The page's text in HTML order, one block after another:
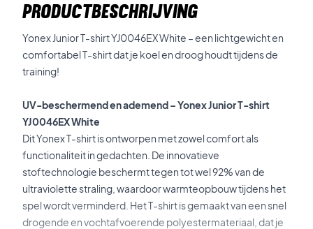
PRODUCTBESCHRIJVING
Yonex Junior T-shirt YJ0046EX White – een lichtgewicht en
comfortabel T-shirt dat je koel en droog houdt tijdens de
training!
UV-beschermend en ademend – Yonex Junior T-shirt
YJ0046EX White
Dit Yonex T-shirt is ontworpen met zowel comfort als
functionaliteit in gedachten. De innovatieve
stoftechnologie beschermt tegen tot wel 92% van de
ultraviolette straling, waardoor warmteopbouw tijdens het
spel wordt verminderd. Het T-shirt is gemaakt van een snel
drogende en vochtafvoerende polyestermateriaal, dat je